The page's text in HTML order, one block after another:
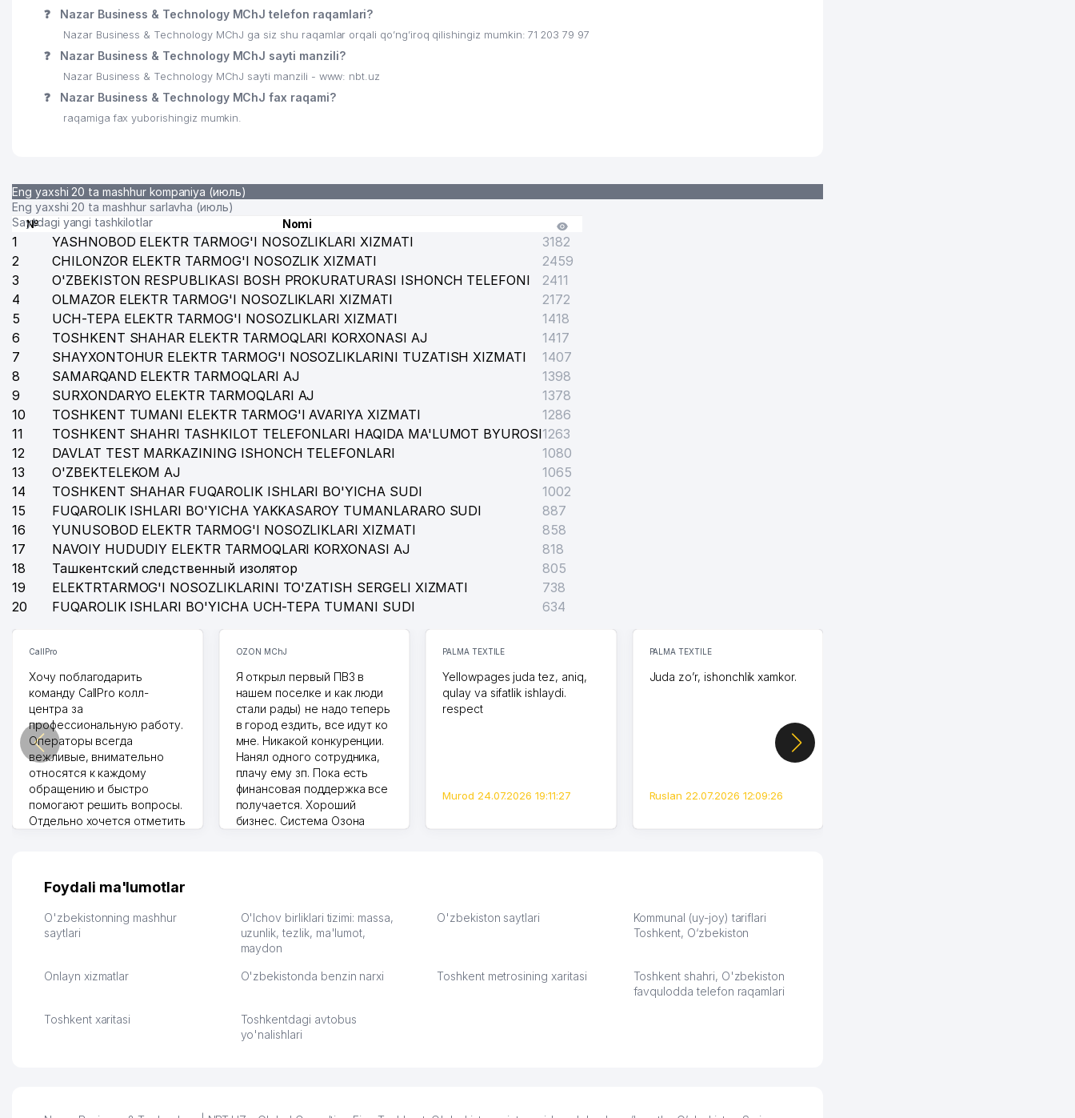
❓ Nazar Business & Technology MChJ telefon raqamlari?
Nazar Business & Technology MChJ ga siz shu raqamlar orqali qo’ng’iroq qilishingiz mumkin: 71 203 79 97
❓ Nazar Business & Technology MChJ sayti manzili?
Nazar Business & Technology MChJ sayti manzili - www: nbt.uz
❓ Nazar Business & Technology MChJ fax raqami?
raqamiga fax yuborishingiz mumkin.
Eng yaxshi 20 ta mashhur kompaniya (июль)
Eng yaxshi 20 ta mashhur sarlavha (июль)
Saytdagi yangi tashkilotlar
№ Nomi
1 YASHNOBOD ELEKTR TARMOG'I NOSOZLIKLARI XIZMATI
3182
2
CHILONZOR ELEKTR TARMOG'I NOSOZLIK XIZMATI
2459
3
O'ZBEKISTON RESPUBLIKASI BOSH PROKURATURASI ISHONCH TELEFONI
2411
4
OLMAZOR ELEKTR TARMOG'I NOSOZLIKLARI XIZMATI
2172
5
UCH-TEPA ELEKTR TARMOG'I NOSOZLIKLARI XIZMATI
1418
6
TOSHKENT SHAHAR ELEKTR TARMOQLARI KORXONASI AJ
1417
7
SHAYXONTOHUR ELEKTR TARMOG'I NOSOZLIKLARINI TUZATISH XIZMATI
1407
8
SAMARQAND ELEKTR TARMOQLARI AJ
1398
9
SURXONDARYO ELEKTR TARMOQLARI AJ
1378
10
TOSHKENT TUMANI ELEKTR TARMOG'I AVARIYA XIZMATI
1286
11
TOSHKENT SHAHRI TASHKILOT TELEFONLARI HAQIDA MA'LUMOT BYUROSI1263
12
DAVLAT TEST MARKAZINING ISHONCH TELEFONLARI
1080
13
O'ZBEKTELEKOM AJ
1065
14
TOSHKENT SHAHAR FUQAROLIK ISHLARI BO'YICHA SUDI
1002
15
FUQAROLIK ISHLARI BO'YICHA YAKKASAROY TUMANLARARO SUDI
887
16
YUNUSOBOD ELEKTR TARMOG'I NOSOZLIKLARI XIZMATI
858
17
NAVOIY HUDUDIY ELEKTR TARMOQLARI KORXONASI AJ
818
18
Ташкентский следственный изолятор
805
19
ELEKTRTARMOG'I NOSOZLIKLARINI TO'ZATISH SERGELI XIZMATI
738
20
FUQAROLIK ISHLARI BO'YICHA UCH-TEPA TUMANI SUDI 634
CallPro
Хочу поблагодарить
команду CallPro колл-
центра за
профессиональную работу.
Операторы всегда
вежливые, внимательно
относятся к каждому
обращению и быстро
помогают решить вопросы.
Отдельно хочется отметить
их работе значительно
обслуживания клиентов.
Рекомендую этот колл-
Vip Brand 31.07.2026 11:43:39
OZON MChJ
Я открыл первый ПВЗ в
нашем поселке и как люди
стали рады) не надо теперь
в город ездить, все идут ко
мне. Никакой конкуренции.
Нанял одного сотрудника,
плачу ему зп. Пока есть
финансовая поддержка все
получается. Хороший
бизнес. Система Озона
тут у нас уже есть ПВЗ.
Выгодное дело и
спокойное.
PALMA TEXTILE
Yellowpages juda tez, aniq,
qulay va sifatlik ishlaydi.
respect
Murod 24.07.2026 19:11:27
PALMA TEXTILE
Juda zo’r, ishonchlik xamkor.
Ruslan 22.07.2026 12:09:26
Foydali ma'lumotlar
O'zbekistonning mashhur
saytlari
O'lchov birliklari tizimi: massa,
uzunlik, tezlik, ma'lumot,
maydon
O'zbekiston saytlari
Kommunal (uy-joy) tariflari
Toshkent, O‘zbekiston
Onlayn xizmatlar O'zbekistonda benzin narxi Toshkent metrosining xaritasi
Toshkent shahri, O'zbekiston
favqulodda telefon raqamlari
Toshkent xaritasi
Toshkentdagi avtobus
yo'nalishlari